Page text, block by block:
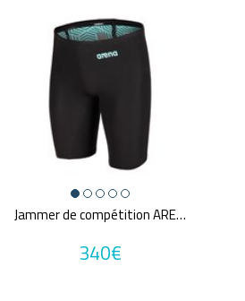
Jammer de compétition ARENA POWERSKIN VELOCE
340€